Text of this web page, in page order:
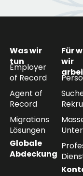
Was wir
tun
Employer
of Record
Agent of
Record
Migrations
Lösungen
Globale
Abdeckung
Für
wir